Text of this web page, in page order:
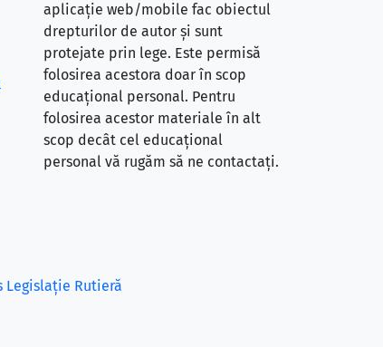
aplicație web/mobile fac obiectul
drepturilor de autor și sunt
protejate prin lege. Este permisă
folosirea acestora doar în scop
educațional personal. Pentru
folosirea acestor materiale în alt
scop decât cel educațional
personal vă rugăm să ne contactați.
Legislație Rutieră